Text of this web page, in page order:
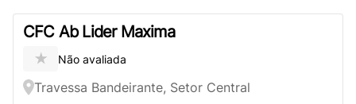
CFC Ab Lider Maxima
★ Não avaliada
Travessa Bandeirante, Setor Central